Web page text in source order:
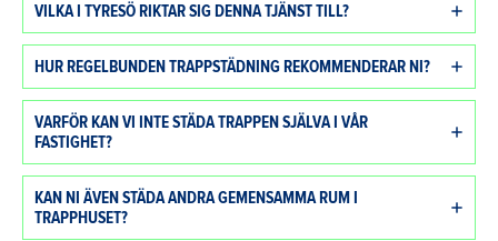
VILKA I TYRESÖ RIKTAR SIG DENNA TJÄNST TILL?
HUR REGELBUNDEN TRAPPSTÄDNING REKOMMENDERAR NI?
VARFÖR KAN VI INTE STÄDA TRAPPEN SJÄLVA I VÅR
FASTIGHET?
KAN NI ÄVEN STÄDA ANDRA GEMENSAMMA RUM I
TRAPPHUSET?